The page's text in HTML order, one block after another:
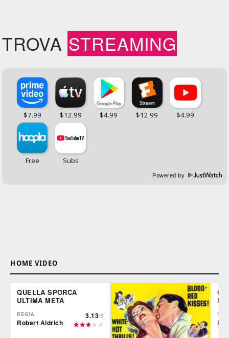
TROVA STREAMING
Powered by
HOME VIDEO
QUELLA SPORCA
ULTIMA META
REGIA
Robert Aldrich
3.13/5